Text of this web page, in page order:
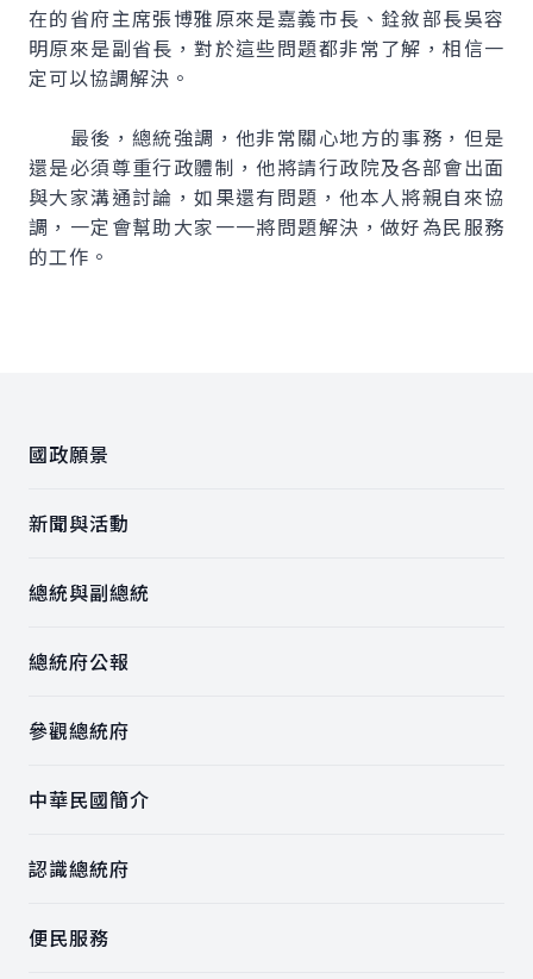
在的省府主席張博雅原來是嘉義市長、銓敘部長吳容
明原來是副省長，對於這些問題都非常了解，相信一
定可以協調解決。
最後，總統強調，他非常關心地方的事務，但是
還是必須尊重行政體制，他將請行政院及各部會出面
與大家溝通討論，如果還有問題，他本人將親自來協
調，一定會幫助大家一一將問題解決，做好為民服務
的工作。
國政願景
新聞與活動
總統與副總統
總統府公報
參觀總統府
中華民國簡介
認識總統府
便民服務